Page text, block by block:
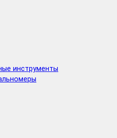
инструменты